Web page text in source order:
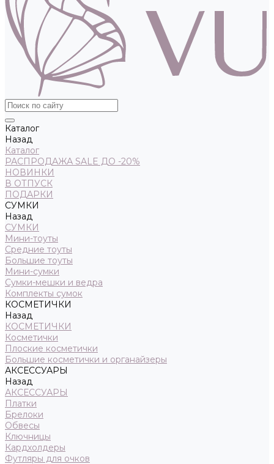
Каталог
Назад
Каталог
РАСПРОДАЖА SALE ДО -20%
НОВИНКИ
В ОТПУСК
ПОДАРКИ
СУМКИ
Назад
СУМКИ
Мини-тоуты
Средние тоуты
Большие тоуты
Мини-сумки
Сумки-мешки и ведра
Комплекты сумок
КОСМЕТИЧКИ
Назад
КОСМЕТИЧКИ
Косметички
Плоские косметички
Большие косметички и органайзеры
АКСЕССУАРЫ
Назад
АКСЕССУАРЫ
Платки
Брелоки
Обвесы
Ключницы
Кардхолдеры
Футляры для очков